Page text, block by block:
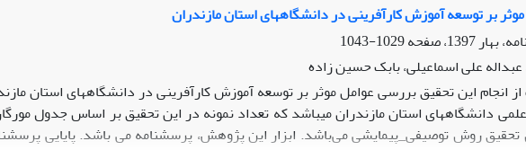
بر توسعه آموزش کارآفرینی در دانشگاههای استان مازندران
1029-1043
علی اسماعیلی، بابک حسین زاده
انجام این تحقیق بررسی عوامل موثر بر توسعه آموزش کارآفرینی در دانشگاههای استان
روش توصیفی_پیمایشی می‌باشد. ابزار این پژوهش، پرسشنامه می باشد. پایایی